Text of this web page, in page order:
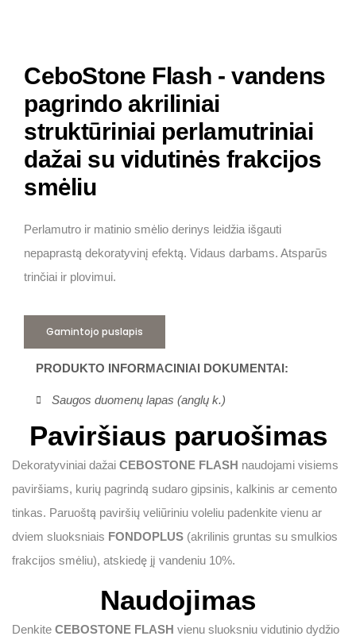
CeboStone Flash - vandens
pagrindo akriliniai
struktūriniai perlamutriniai
dažai su vidutinės frakcijos
smėliu
Perlamutro ir matinio smėlio derinys leidžia išgauti
nepaprastą dekoratyvinį efektą. Vidaus darbams. Atsparūs
trinčiai ir plovimui.
Gamintojo puslapis
PRODUKTO INFORMACINIAI DOKUMENTAI:
Saugos duomenų lapas (anglų k.)
Paviršiaus paruošimas
Dekoratyviniai dažai CEBOSTONE FLASH naudojami visiems
paviršiams, kurių pagrindą sudaro gipsinis, kalkinis ar cemento
tinkas. Paruoštą paviršių veliūriniu voleliu padenkite vienu ar
dviem sluoksniais FONDOPLUS (akrilinis gruntas su smulkios
frakcijos smėliu), atskiedę jį vandeniu 10%.
Naudojimas
Denkite CEBOSTONE FLASH vienu sluoksniu vidutinio dydžio